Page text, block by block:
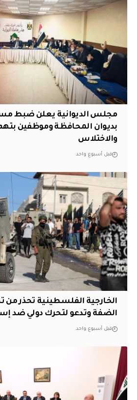
مجلس الديوانية يعلن ضبط
بديوان المحافظة وموظفين
والاختلاس
قبل أسبوع واحد
الخارجية الفلسطينية تحذر من
الضفة وتدعو لتحرك دولي ضد
قبل أسبوع واحد